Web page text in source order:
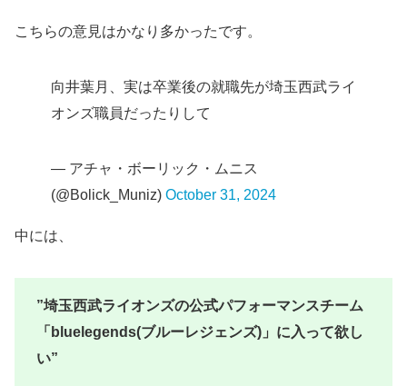
こちらの意見はかなり多かったです。
向井葉月、実は卒業後の就職先が埼玉西武ライ
オンズ職員だったりして
— アチャ・ボーリック・ムニス
(@Bolick_Muniz) October 31, 2024
中には、
”埼玉西武ライオンズの公式パフォーマンスチーム
「bluelegends(ブルーレジェンズ)」に入って欲し
い”